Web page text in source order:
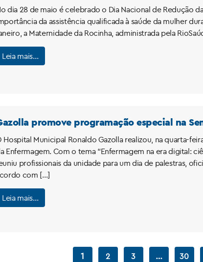
dia 28 de maio é celebrado o Dia Nacional de Redução
da assistência qualificada à saúde da mulher
a Maternidade da Rocinha, administrada pela
Leia mais…
promove programação especial na
Hospital Municipal Ronaldo Gazolla realizou, na quarta-
Enfermagem. Com o tema “Enfermagem na era digital:
profissionais da unidade para um dia de palestras,
com […]
Leia mais…
1 2 3 … 30